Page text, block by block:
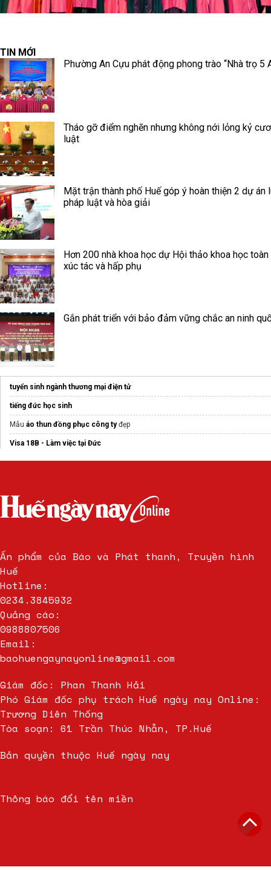
TIN MỚI
Phường An Cựu phát động phong trào “Nhà trọ 5
Tháo gỡ điểm nghẽn nhưng không nới lỏng kỷ
luật
Mặt trận thành phố Huế góp ý hoàn thiện 2 dự án
pháp luật và hòa giải
Hơn 200 nhà khoa học dự Hội thảo khoa học
xúc tác và hấp phụ
Gắn phát triển với bảo đảm vững chắc an ninh
tuyển sinh ngành thương mại điện tử
tiếng đức học sinh
Mẫu áo thun đồng phục công tyđẹp
Visa 18B - Làm việc tại Đức
Du học nghề Úc
ngành ngân hàng ĐH Duy Tân
Ấn phẩm của Báo và Phát thanh, Truyền hình
Huế
Hotline:
0234.3845932
Quảng cáo:
0988807506
Email:
baohuengaynayonline@gmail.com
Giám đốc: Phan Thanh Hải
Phó Giám đốc phụ trách Huế ngày nay Online:
Trương Diên Thống
Tòa soạn: 61 Trần Thúc Nhẫn, TP.Huế
Bản quyền thuộc Huế ngày nay
Thông báo đổi tên miền